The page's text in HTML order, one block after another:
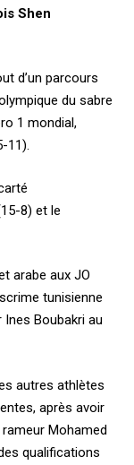
Shen
d’un parcours
du sabre
1 mondial,
11).
8) et le
arabe aux JO
tunisienne
Boubakri au
autres athlètes
après avoir
Mohamed
qualifications